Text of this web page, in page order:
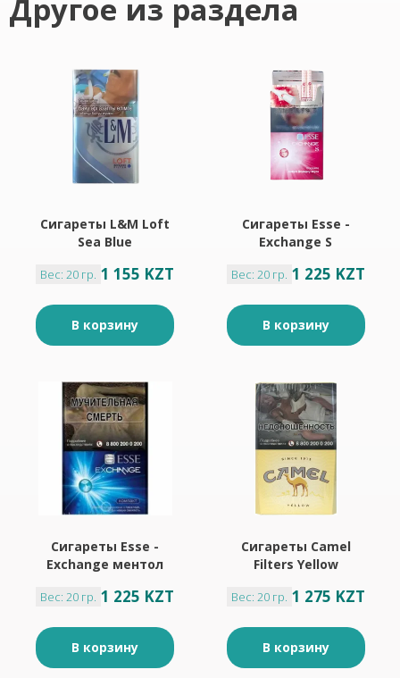
Другое из раздела
Сигареты L&M Loft
Sea Blue
Вес: 20 гр. 1 155 KZT
В корзину
Сигареты Esse -
Exchange S
Вес: 20 гр. 1 225 KZT
В корзину
Сигареты Esse -
Exchange ментол
Вес: 20 гр. 1 225 KZT
В корзину
Сигареты Camel
Filters Yellow
Вес: 20 гр. 1 275 KZT
В корзину